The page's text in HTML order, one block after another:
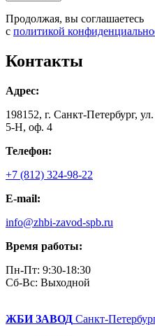
Продолжая, вы соглашаетесь
с политикой
Контакты
Адрес:
198152, г. Санкт-Петербург,
5-Н, оф. 4
Телефон:
+7 (812) 324-98-22
E-mail:
info@zhbi-zavod-spb.ru
Время работы:
Пн-Пт: 9:30-18:30
Cб-Вс: Выходной
ЖБИ ЗАВОД Санкт-